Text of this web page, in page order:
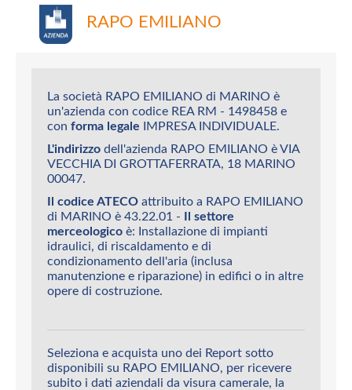
RAPO EMILIANO
La società RAPO EMILIANO di MARINO è
un'azienda con codice REA RM - 1498458 e
con forma legale IMPRESA INDIVIDUALE.
L'indirizzo dell'azienda RAPO EMILIANO è VIA
VECCHIA DI GROTTAFERRATA, 18 MARINO
00047.
Il codice ATECO attribuito a RAPO EMILIANO
di MARINO è 43.22.01 - Il settore
merceologico è: Installazione di impianti
idraulici, di riscaldamento e di
condizionamento dell'aria (inclusa
manutenzione e riparazione) in edifici o in altre
opere di costruzione.
Seleziona e acquista uno dei Report sotto
disponibili su RAPO EMILIANO, per ricevere
subito i dati aziendali da visura camerale, la